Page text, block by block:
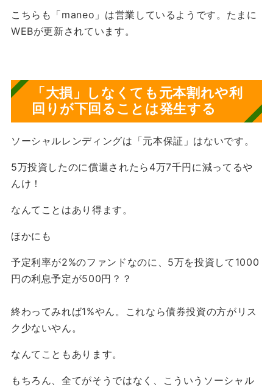
こちらも「maneo」は営業しているようです。たまに
WEBが更新されています。
「大損」しなくても元本割れや利
回りが下回ることは発生する
ソーシャルレンディングは「元本保証」はないです。
5万投資したのに償還されたら4万7千円に減ってるや
んけ！
なんてことはあり得ます。
ほかにも
予定利率が2%のファンドなのに、5万を投資して1000
円の利息予定が500円？？
終わってみれば1%やん。これなら債券投資の方がリス
ク少ないやん。
なんてこともあります。
もちろん、全てがそうではなく、こういうソーシャル